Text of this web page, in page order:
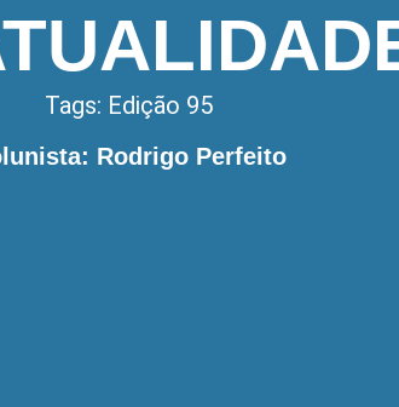
Tags: Edição 95
Rodrigo Perfeito